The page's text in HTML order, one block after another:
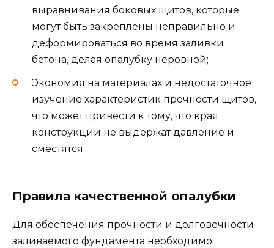
выравнивания боковых щитов, которые
могут быть закреплены неправильно и
деформироваться во время заливки
бетона, делая опалубку неровной;
Экономия на материалах и недостаточное
изучение характеристик прочности щитов,
что может привести к тому, что края
конструкции не выдержат давление и
сместятся.
Правила качественной опалубки
Для обеспечения прочности и долговечности
заливаемого фундамента необходимо